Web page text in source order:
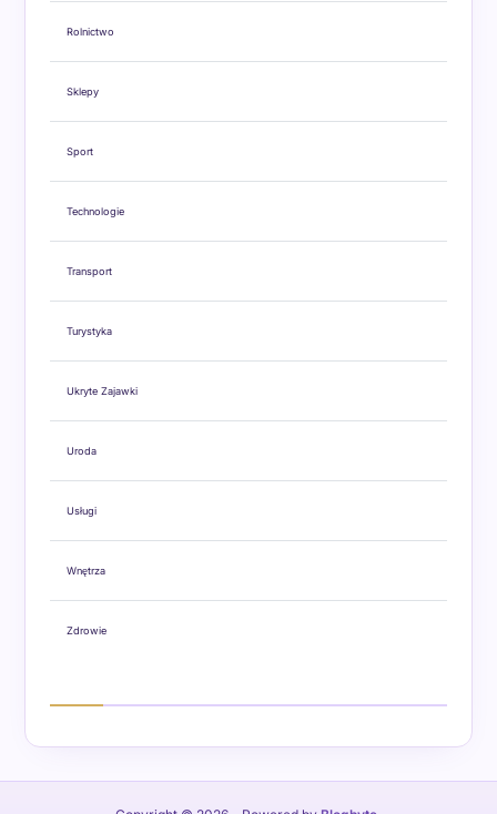
Rolnictwo
Sklepy
Sport
Technologie
Transport
Turystyka
Ukryte Zajawki
Uroda
Usługi
Wnętrza
Zdrowie